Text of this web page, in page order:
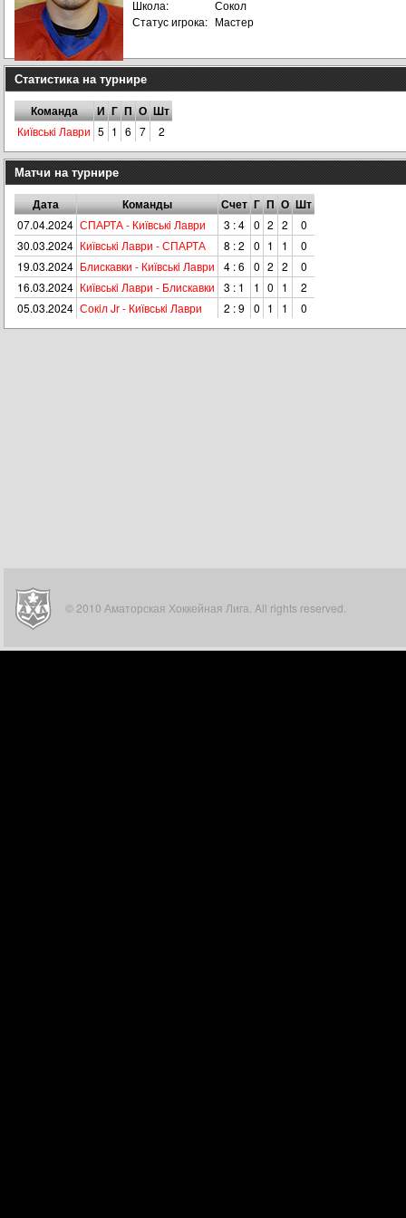
Школа:
Сокол
Статус игрока: Мастер
Статистика на турнире
Команда И Г П О Шт
Київськi Лаври 5 1 6 7 2
Матчи на турнире
Дата Команды Счет Г П О Шт
07.04.2024 СПАРТА - Київськi Лаври 3 : 4 0 2 2
0
30.03.2024 Київськi Лаври - СПАРТА 8 : 2 0 1 1
0
19.03.2024 Блискавки - Київськi Лаври 4 : 6 0 2 2
0
16.03.2024 Київськi Лаври - Блискавки 3 : 1 1 0 1
2
05.03.2024 Сокiл Jr - Київськi Лаври 2 : 9 0 1 1 0
© 2010 Аматорская Хоккейная Лига. All rights reserved.